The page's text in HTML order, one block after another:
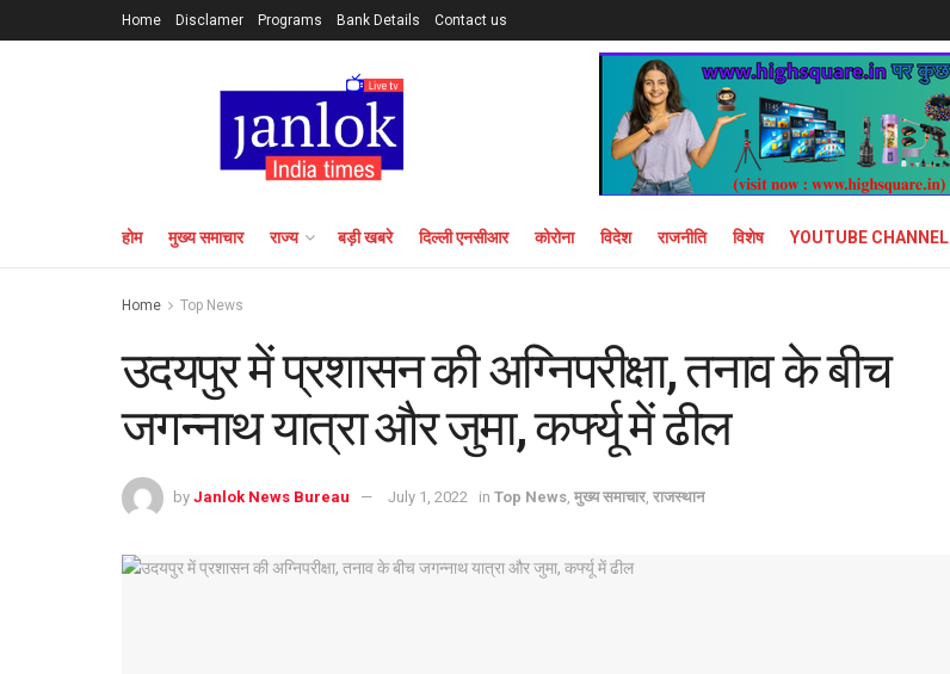
Home Disclamer Programs Bank Details Contact us
होम मुख्य समाचार राज्य बड़ी खबरे दिल्ली एनसीआर कोरोना विदेश राजनीति विशेष YOUTUBE CHANNEL
Home Top News
उदयपुर में प्रशासन की अग्निपरीक्षा, तनाव के बीच
जगन्नाथ यात्रा और जुमा, कर्फ्यू में ढील
by Janlok News Bureau July 1, 2022 in Top News मुख्य समाचार, राजस्थान